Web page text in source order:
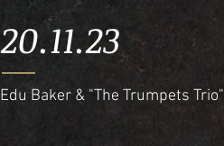
20.11.23
Edu Baker & "The Trumpets